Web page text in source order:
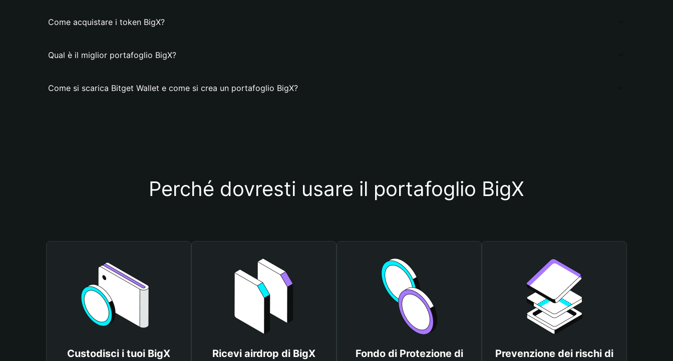
Come acquistare i token BigX?
Qual è il miglior portafoglio BigX?
Come si scarica Bitget Wallet e come si crea un portafoglio BigX?
Perché dovresti usare il portafoglio BigX
Custodisci i tuoi BigX
Ricevi airdrop di BigX
Fondo di Protezione di
Prevenzione dei rischi di